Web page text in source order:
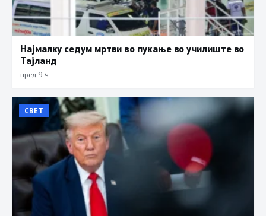
Најмалку седум мртви во пукање во училиште во
Тајланд
пред 9 ч.
СВЕТ